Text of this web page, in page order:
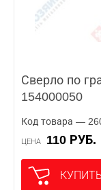
Сверло по
154000050
Код товара —
ЦЕНА 110 РУБ.
КУПИТЬ